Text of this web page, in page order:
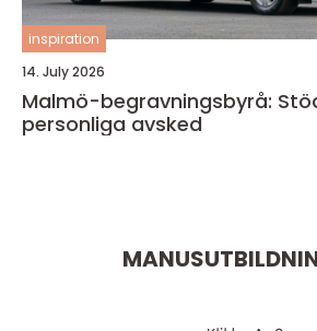
inspiration
14. July 2026
Malmö-begravningsbyrå:
personliga avsked